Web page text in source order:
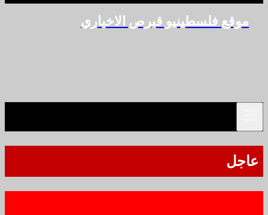
موقع فلسطينيو قبرص الاخباري
عاجل